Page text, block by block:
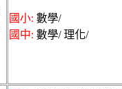
國小: 數學/
國中: 數學/ 理化/